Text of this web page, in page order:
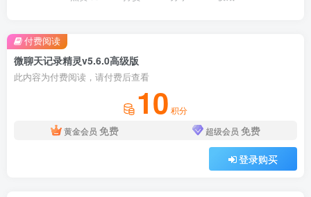
微聊天记录精灵v5.6.0高级版
此内容为付费阅读，请付费后查看
10 积分
黄金会员 免费 超级会员 免费
登录购买
付费阅读